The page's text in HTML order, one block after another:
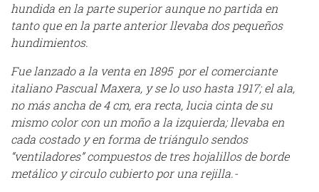
hundida en la parte superior aunque no partida en
tanto que en la parte anterior llevaba dos pequeños
hundimientos.
Fue lanzado a la venta en 1895 por el comerciante
italiano Pascual Maxera, y se lo uso hasta 1917; el ala,
no más ancha de 4 cm, era recta, lucia cinta de su
mismo color con un moño a la izquierda; llevaba en
cada costado y en forma de triángulo sendos
“ventiladores” compuestos de tres hojalillos de borde
metálico y circulo cubierto por una rejilla.-